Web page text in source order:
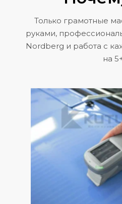
Только грамотные
руками,
Nordberg и работа с
на